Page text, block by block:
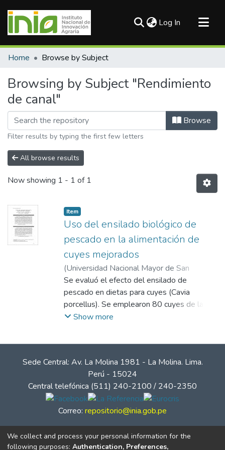
Log In (current)
Communities & Collections
Home Browse by Subject
Browsing by Subject "Rendimiento
de canal"
Browse
Filter results by typing the first few letters
All browse results
Now showing 1 - 1 of 1
Item
Uso del ensilado biológico de
pescado en la alimentación de
cuyes mejorados
(Universidad Nacional Mayor de San
Marcos,2003-12-31)Mattos C., Jessika
Chauca Francia, Lilia;San Martín H., Felipe
Carcelén C., Fernando;Arbaiza F., Teresa
Se evaluó el efecto del ensilado de
pescado en dietas para cuyes (Cavia
porcellus). Se emplearon 80 cuyes de la
línea Perú (1/2 sangre) destetados a los 14
niveles de 10 (D10), 20 (D20) y 30%
(D30) de ensilado de pescado. El estudio
duró 10 semanas y se dividió en tres
periodos: 0-42, 42-70 y 0-70 días. La
ganancia de peso y el consumo fue mayor
en D10, D20 y D30 con relación a D0
(p<0.05) y no hubo diferencias entre D10,
Show more
Sede Central: Av. La Molina 1981 - La Molina. Lima.
Perú - 15024
Central telefónica (511) 240-2100 / 240-2350
Correo: repositorio@inia.gob.pe
We collect and process your personal information for the
following purposes: Authentication, Preferences,